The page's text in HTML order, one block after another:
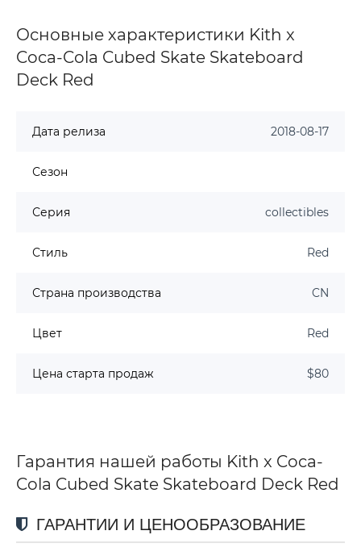
Основные характеристики Kith x
Coca-Cola Cubed Skate Skateboard
Deck Red
Дата релиза 2018-08-17
Сезон
Серия collectibles
Стиль Red
Страна производства CN
Цвет Red
Цена старта продаж $80
Гарантия нашей работы Kith x Coca-
Cola Cubed Skate Skateboard Deck Red
ГАРАНТИИ И ЦЕНООБРАЗОВАНИЕ